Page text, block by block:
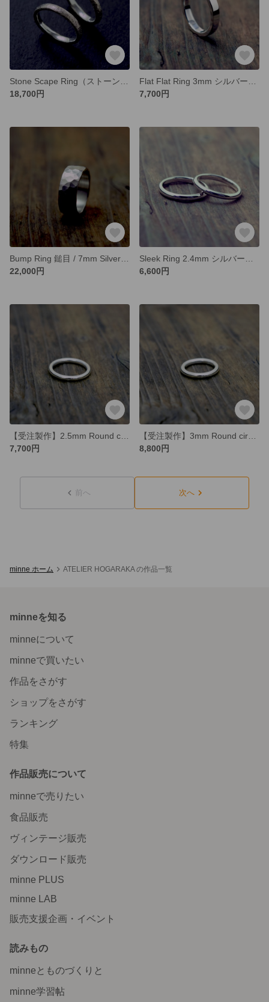
18,700円
7,700円
22,000円
6,600円
7,700円
8,800円
前へ 次へ
minne ホーム ATELIER HOGARAKA の作品一覧
minneを知る
minneについて
minneで買いたい
作品をさがす
ショップをさがす
ランキング
特集
作品販売について
minneで売りたい
食品販売
ヴィンテージ販売
ダウンロード販売
minne PLUS
minne LAB
販売支援企画・イベント
読みもの
minneとものづくりと
minne学習帖